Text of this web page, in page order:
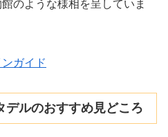
のような様相を呈していま
ガイド
デルのおすすめ見どころ